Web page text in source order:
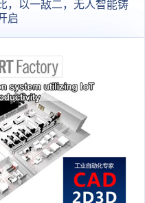
，以一敌二，无人智能铸
启